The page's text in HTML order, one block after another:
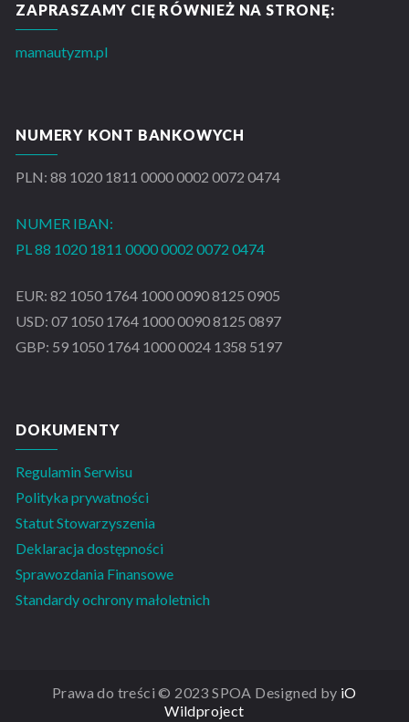
ZAPRASZAMY CIĘ RÓWNIEŻ NA STRONĘ:
mamautyzm.pl
NUMERY KONT BANKOWYCH
PLN: 88 1020 1811 0000 0002 0072 0474
NUMER IBAN:
PL 88 1020 1811 0000 0002 0072 0474
EUR: 82 1050 1764 1000 0090 8125 0905
USD: 07 1050 1764 1000 0090 8125 0897
GBP: 59 1050 1764 1000 0024 1358 5197
DOKUMENTY
Regulamin Serwisu
Polityka prywatności
Statut Stowarzyszenia
Deklaracja dostępności
Sprawozdania Finansowe
Standardy ochrony małoletnich
Prawa do treści © 2023 SPOA Designed by iO
Wildproject